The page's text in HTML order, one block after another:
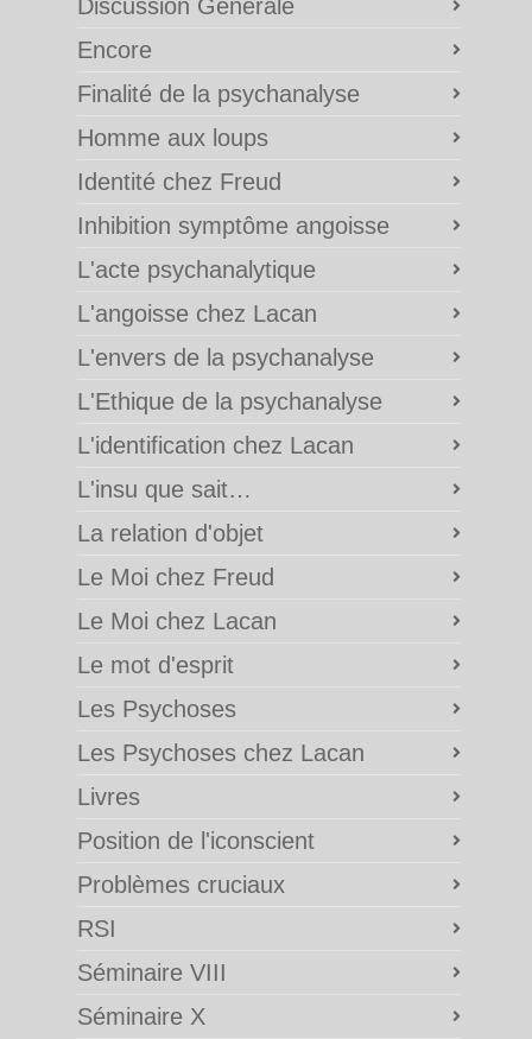
Discussion Générale
Encore
Finalité de la psychanalyse
Homme aux loups
Identité chez Freud
Inhibition symptôme angoisse
L'acte psychanalytique
L'angoisse chez Lacan
L'envers de la psychanalyse
L'Ethique de la psychanalyse
L'identification chez Lacan
L'insu que sait…
La relation d'objet
Le Moi chez Freud
Le Moi chez Lacan
Le mot d'esprit
Les Psychoses
Les Psychoses chez Lacan
Livres
Position de l'iconscient
Problèmes cruciaux
RSI
Séminaire VIII
Séminaire X